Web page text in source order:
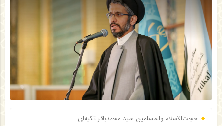
حجت‌الاسلام والمسلمین سید محمدباقر تکیه‌ای: